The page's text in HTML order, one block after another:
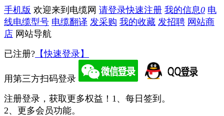
手机版 欢迎来到电缆网 请登录快速注册 我的信息0 电
线电缆型号 电缆翻译 发采购 我的收藏 发招聘 网站商
店 网站导航
已注册? 【快速登录】
用第三方扫码登录
注册登录，获取更多权益！ 1、每日签到。
2、更多会员功能。